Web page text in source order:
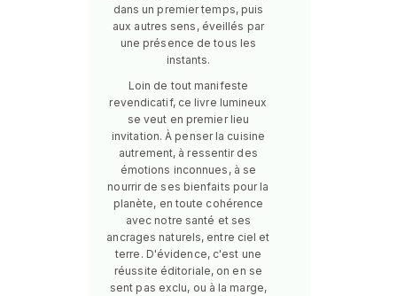
dans un premier temps, puis
aux autres sens, éveillés par
une présence de tous les
instants.
Loin de tout manifeste
revendicatif, ce livre lumineux
se veut en premier lieu
invitation. À penser la cuisine
autrement, à ressentir des
émotions inconnues, à se
nourrir de ses bienfaits pour la
planète, en toute cohérence
avec notre santé et ses
ancrages naturels, entre ciel et
terre. D'évidence, c'est une
réussite éditoriale, on en se
sent pas exclu, ou à la marge,